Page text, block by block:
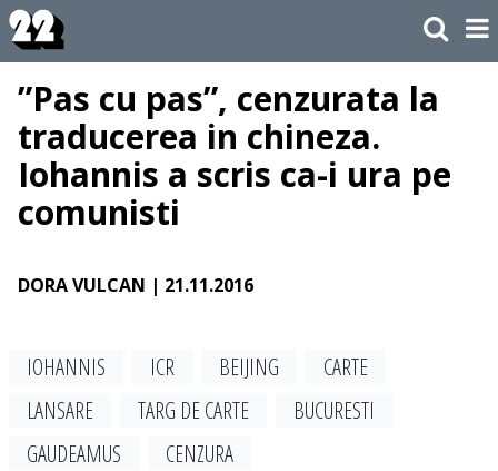
”Pas cu pas”, cenzurata la
traducerea in chineza.
Iohannis a scris ca-i ura pe
comunisti
DORA VULCAN | 21.11.2016
IOHANNIS ICR BEIJING
CARTE
LANSARE
TARG DE CARTE
BUCURESTI
GAUDEAMUS
CENZURA